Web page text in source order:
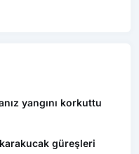
yangını korkuttu
güreşleri